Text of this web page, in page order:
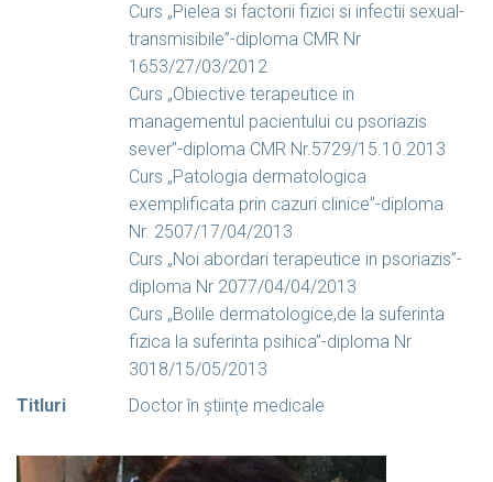
Curs „Pielea si factorii fizici si infectii sexual-
transmisibile”-diploma CMR Nr
1653/27/03/2012
Curs „Obiective terapeutice in
managementul pacientului cu psoriazis
sever”-diploma CMR Nr.5729/15.10.2013
Curs „Patologia dermatologica
exemplificata prin cazuri clinice”-diploma
Nr. 2507/17/04/2013
Curs „Noi abordari terapeutice in psoriazis”-
diploma Nr 2077/04/04/2013
Curs „Bolile dermatologice,de la suferinta
fizica la suferinta psihica”-diploma Nr
3018/15/05/2013
Titluri
Doctor în științe medicale